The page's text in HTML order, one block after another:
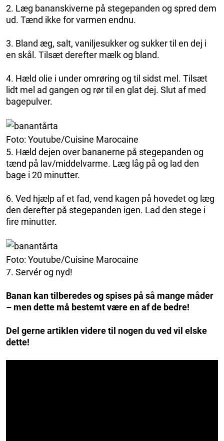
2. Læg bananskiverne på stegepanden og spred dem
ud. Tænd ikke for varmen endnu.
3. Bland æg, salt, vaniljesukker og sukker til en dej i
en skål. Tilsæt derefter mælk og bland.
4. Hæld olie i under omrøring og til sidst mel. Tilsæt
lidt mel ad gangen og rør til en glat dej. Slut af med
bagepulver.
Foto: Youtube/Cuisine Marocaine
5. Hæld dejen over bananerne på stegepanden og
tænd på lav/middelvarme. Læg låg på og lad den
bage i 20 minutter.
6. Ved hjælp af et fad, vend kagen på hovedet og læg
den derefter på stegepanden igen. Lad den stege i
fire minutter.
Foto: Youtube/Cuisine Marocaine
7. Servér og nyd!
Banan kan tilberedes og spises på så mange måder
– men dette må bestemt være en af de bedre!
Del gerne artiklen videre til nogen du ved vil elske
dette!